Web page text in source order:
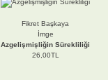
Fikret Başkaya
İmge
Azgelişmişliğin Sürekliliği
26,00TL